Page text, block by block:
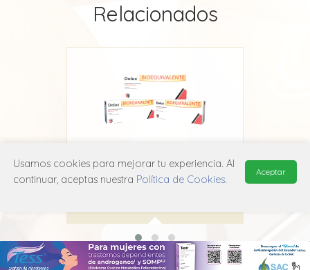
Relacionados
Dolux
Usamos cookies para mejorar tu experiencia. Al
continuar, aceptas nuestra Política de Cookies.
Aceptar